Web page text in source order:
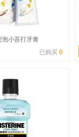
泡小苏打牙膏
已购买 0